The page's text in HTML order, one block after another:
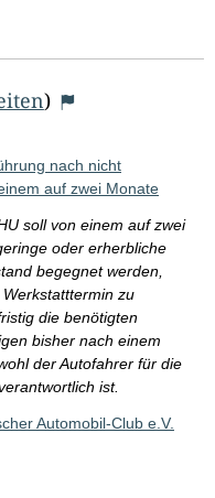
)
nach nicht
auf zwei Monate
soll von einem auf zwei
oder erherbliche
begegnet werden,
zu
die benötigten
bisher nach einem
der Autofahrer für die
ist.
Automobil-Club e.V.